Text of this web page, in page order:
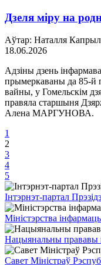
Дзеля міру на
Аўтар: Наталля
18.06.2026
Адзіны дзень
прымеркаваны да 85-й
вайны, у Гомельскім
правяла старшыня
Алена МАРГУНОВА.
1
2
3
4
5
Інтэрнэт-партал
Міністэрства
Нацыянальны прававы
Савет Міністраў